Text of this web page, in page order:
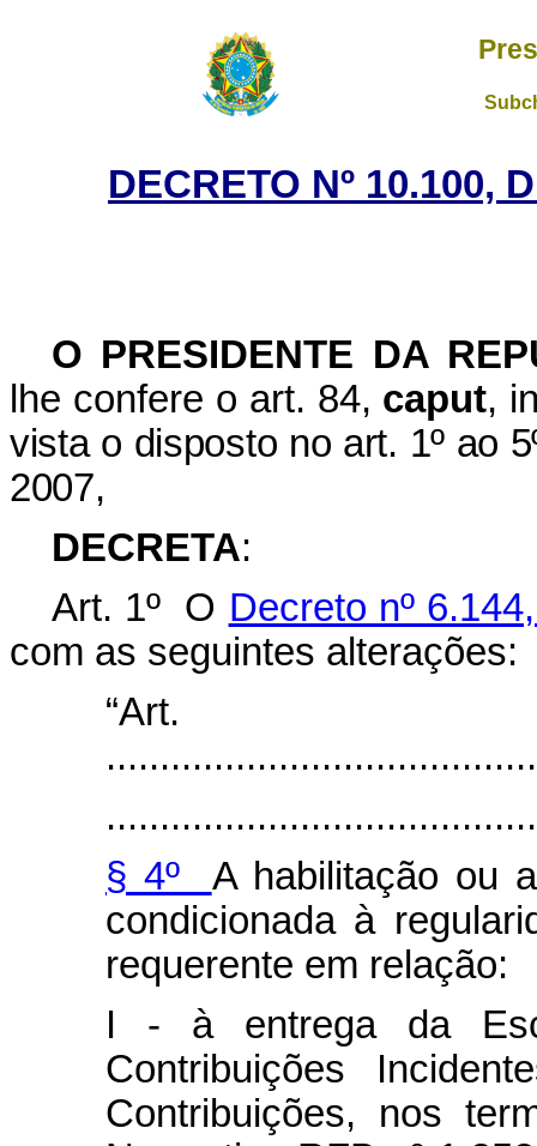
DECRETO Nº 10.100,
O PRESIDENTE DA
lhe confere o art. 84, caput,
vista o disposto no art. 1º ao
2007,
DECRETA:
Art. 1º O Decreto nº
com as seguintes alterações:
§ 4º A habilitação ou
condicionada à
requerente em relação:
I - à entrega da
Contribuições
Contribuições, nos